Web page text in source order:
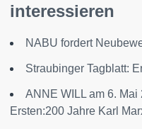
interessieren
NABU fordert
Straubinger Tagblatt:
ANNE WILL am 6.
Ersten:200 Jahre Karl